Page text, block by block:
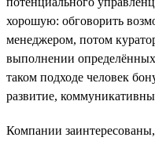
хорошую: обговорить
менеджером, потом
выполнении
таком подходе человек
развитие,
Компании